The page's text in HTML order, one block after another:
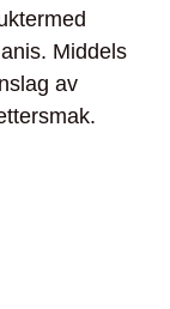
Middels
av